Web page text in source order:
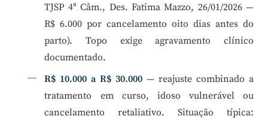
TJSP 4ª Câm., Des. Fatima Mazzo, 26/01/2026 —
R$ 6.000 por cancelamento oito dias antes do
parto). Topo exige agravamento clínico
documentado.
R$ 10.000 a R$ 30.000 — reajuste combinado a
tratamento em curso, idoso vulnerável ou
cancelamento retaliativo. Situação típica: